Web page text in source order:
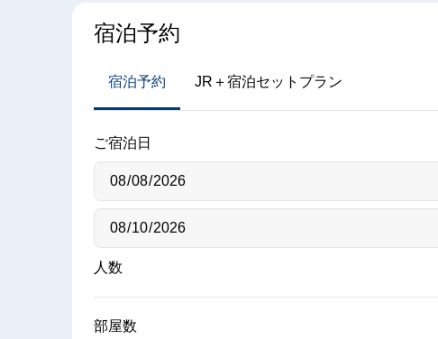
宿泊予約
宿泊予約 JR＋宿泊セットプラン
ご宿泊日
人数
部屋数